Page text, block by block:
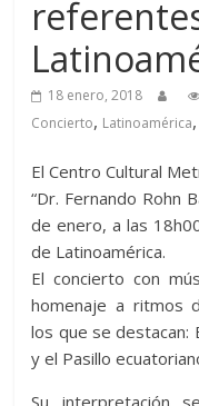
18 enero, 2018
Concierto, Latinoamérica,
El Centro Cultural
“Dr. Fernando Rohn
de enero, a las
de Latinoamérica.
El concierto con
homenaje a ritmos
los que se destacan:
y el Pasillo